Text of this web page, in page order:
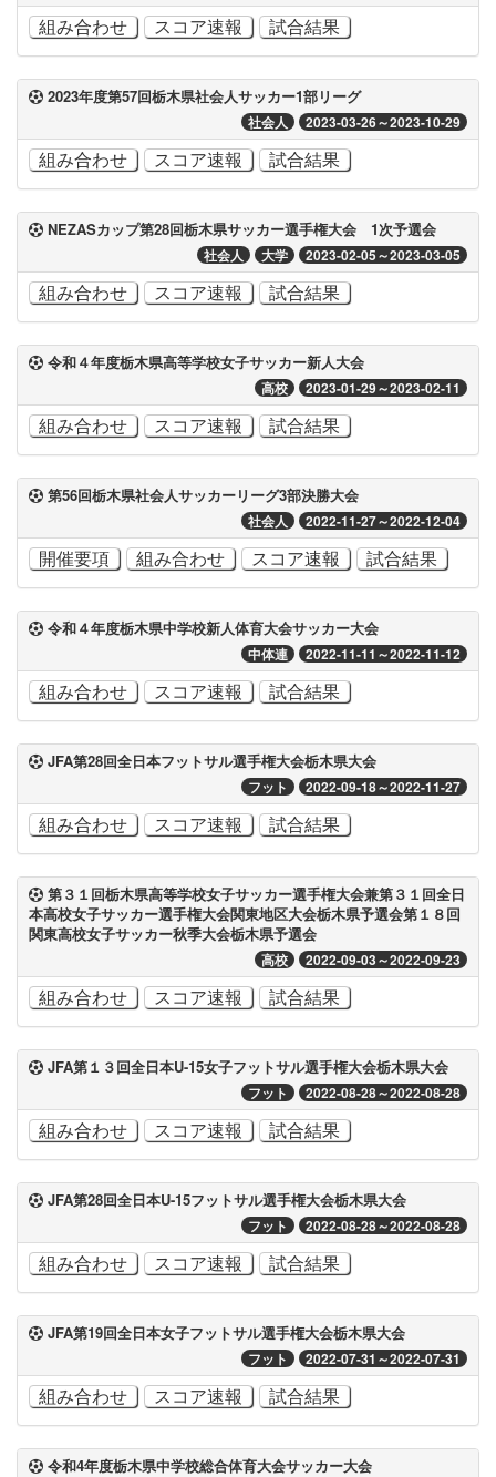
組み合わせ スコア速報 試合結果
2023年度第57回栃木県社会人サッカー1部リーグ
社会人 2023-03-26～2023-10-29
組み合わせ スコア速報 試合結果
NEZASカップ第28回栃木県サッカー選手権大会 1次予選会
社会人 大学 2023-02-05～2023-03-05
組み合わせ スコア速報 試合結果
令和４年度栃木県高等学校女子サッカー新人大会
高校 2023-01-29～2023-02-11
組み合わせ スコア速報 試合結果
第56回栃木県社会人サッカーリーグ3部決勝大会
社会人 2022-11-27～2022-12-04
開催要項 組み合わせ スコア速報 試合結果
令和４年度栃木県中学校新人体育大会サッカー大会
中体連 2022-11-11～2022-11-12
組み合わせ スコア速報 試合結果
JFA第28回全日本フットサル選手権大会栃木県大会
フット 2022-09-18～2022-11-27
組み合わせ スコア速報 試合結果
第３１回栃木県高等学校女子サッカー選手権大会兼第３１回全日
本高校女子サッカー選手権大会関東地区大会栃木県予選会第１８回
関東高校女子サッカー秋季大会栃木県予選会
高校 2022-09-03～2022-09-23
組み合わせ スコア速報 試合結果
JFA第１３回全日本U-15女子フットサル選手権大会栃木県大会
フット 2022-08-28～2022-08-28
組み合わせ スコア速報 試合結果
JFA第28回全日本U-15フットサル選手権大会栃木県大会
フット 2022-08-28～2022-08-28
組み合わせ スコア速報 試合結果
JFA第19回全日本女子フットサル選手権大会栃木県大会
フット 2022-07-31～2022-07-31
組み合わせ スコア速報 試合結果
令和4年度栃木県中学校総合体育大会サッカー大会